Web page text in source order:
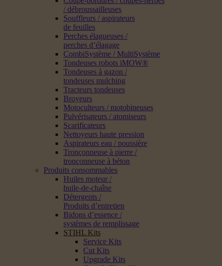
/ débroussailleuses
Souffleurs / aspirateurs
de feuilles
Perches élagueuses /
perches d’élagage
CombiSystème / MultiSystème
Tondeuses robots iMOW®
Tondeuses à gazon /
tondeuses mulching
Tracteurs tondeuses
Broyeurs
Motoculteurs / motobineuses
Pulvérisateurs / atomiseurs
Scarificateurs
Nettoyeurs haute pression
Aspirateurs eau / poussière
Tronçonneuse à pierre /
tronçonneuse à béton
Produits consommables
Huiles moteur /
huile-de-chaîne
Détergents /
Produits d’entretien
Bidons d’essence /
systèmes de remplissage
STIHL Kits
Service Kits
Cut Kits
Upgrade Kits